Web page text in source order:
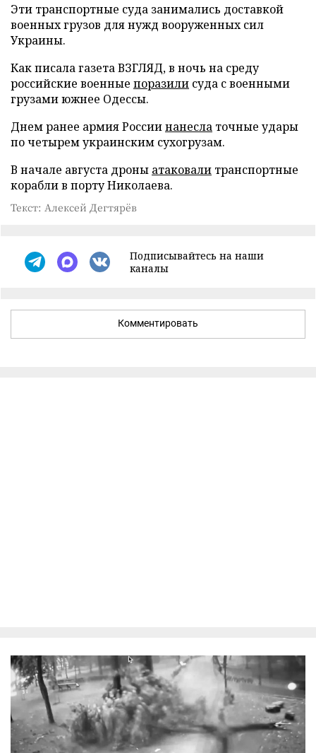
Эти транспортные суда занимались доставкой
военных грузов для нужд вооруженных сил
Украины.
Как писала газета ВЗГЛЯД, в ночь на среду
российские военные поразили суда с военными
грузами южнее Одессы.
Днем ранее армия Россиинанесла точные удары
по четырем украинским сухогрузам.
В начале августа дроны атаковали транспортные
корабли в порту Николаева.
Текст: Алексей Дегтярёв
Подписывайтесь на наши
каналы
Комментировать